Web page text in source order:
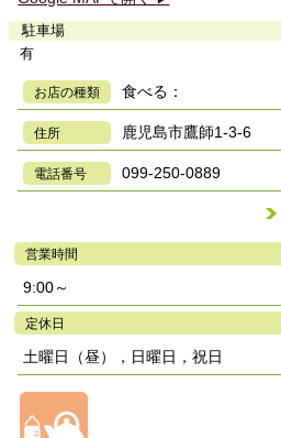
駐車場
有
お店の種類 食べる：
住所 鹿児島市鷹師1-3-6
電話番号 099-250-0889
営業時間
9:00～
定休日
土曜日（昼），日曜日，祝日